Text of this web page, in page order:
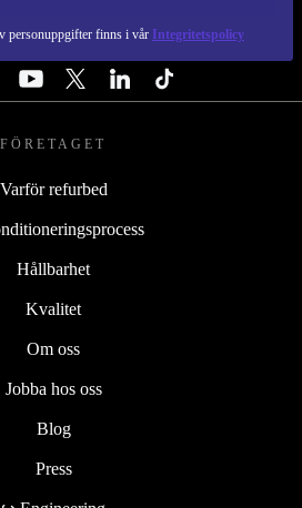
personuppgifter finns i vår Integritetspolicy
FÖLJ OSS
FÖRETAGET
Varför refurbed
Hållbarhet
Kvalitet
Om oss
Jobba hos oss
Blog
Press